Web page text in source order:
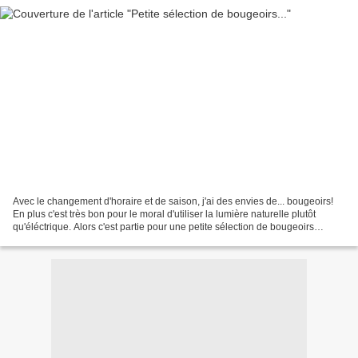
Avec le changement d'horaire et de saison, j'ai des envies de... bougeoirs!
En plus c'est très bon pour le moral d'utiliser la lumière naturelle plutôt
qu'éléctrique. Alors c'est partie pour une petite sélection de bougeoirs